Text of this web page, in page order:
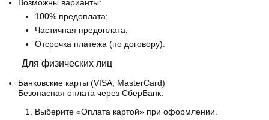
Возможны варианты:
100% предоплата;
Частичная предоплата;
Отсрочка платежа (по договору).
Для физических лиц
Банковские карты (VISA, MasterCard)
Безопасная оплата через СберБанк:
Выберите «Оплата картой» при оформлении.